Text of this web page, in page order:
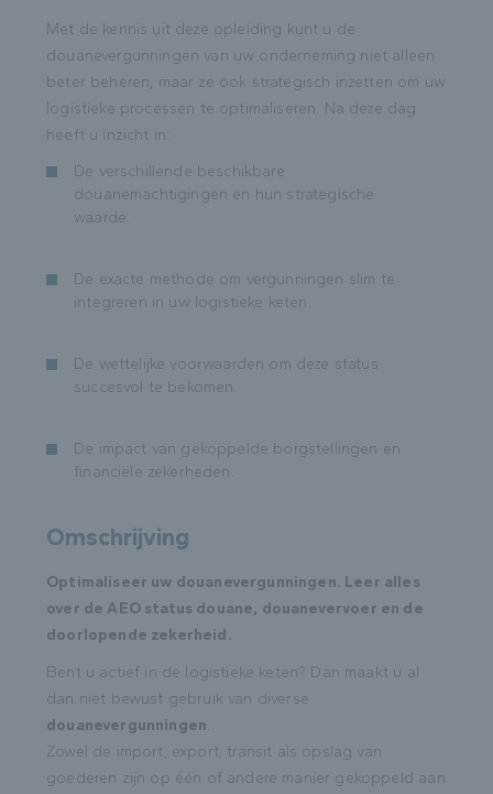
Met de kennis uit deze opleiding kunt u de
douanevergunningen van uw onderneming niet alleen
beter beheren, maar ze ook strategisch inzetten om uw
logistieke processen te optimaliseren. Na deze dag
heeft u inzicht in:
De verschillende beschikbare
douanemachtigingen en hun strategische
waarde.
De exacte methode om vergunningen slim te
integreren in uw logistieke keten.
De wettelijke voorwaarden om deze status
succesvol te bekomen.
De impact van gekoppelde borgstellingen en
financiële zekerheden.
Omschrijving
Optimaliseer uw douanevergunningen. Leer alles
over de AEO status douane, douanevervoer en de
doorlopende zekerheid.
Bent u actief in de logistieke keten? Dan maakt u al
dan niet bewust gebruik van diverse
douanevergunningen
Zowel de import, export, transit als opslag van
goederen zijn op één of andere manier gekoppeld aan